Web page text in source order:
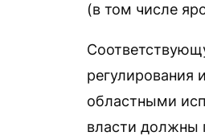
(в том числе
регулирования
областными
власти должны